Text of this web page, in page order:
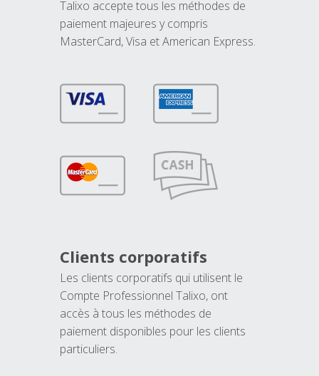
Talixo accepte tous les méthodes de
paiement majeures y compris
MasterCard, Visa et American Express.
Clients corporatifs
Les clients corporatifs qui utilisent le
Compte Professionnel Talixo, ont
accès à tous les méthodes de
paiement disponibles pour les clients
particuliers.